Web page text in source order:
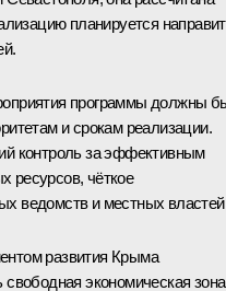
планируется
программы должны
и срокам реализации.
контроль за эффективным
ресурсов, чёткое
ведомств и местных
развития Крыма
экономическая